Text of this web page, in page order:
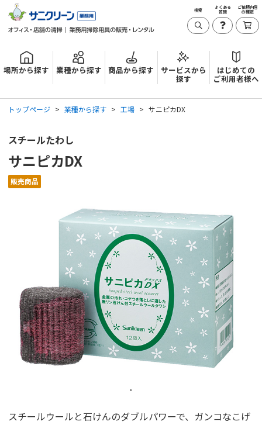
検索 よくある
質問
ご依頼内容
の確認
場所から探す 業種から探す 商品から探す サービスから
探す
はじめての
ご利用者様へ
トップページ 業種から探す 工場 サニピカDX
スチールたわし
サニピカDX
販売商品
スチールウールと石けんのダブルパワーで、ガンコなこげ